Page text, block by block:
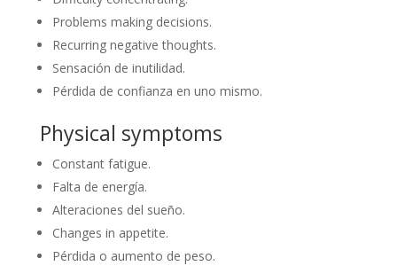
Problems making decisions.
Recurring negative thoughts.
Sensación de inutilidad.
Pérdida de confianza en uno mismo.
Physical symptoms
Constant fatigue.
Falta de energía.
Alteraciones del sueño.
Changes in appetite.
Pérdida o aumento de peso.